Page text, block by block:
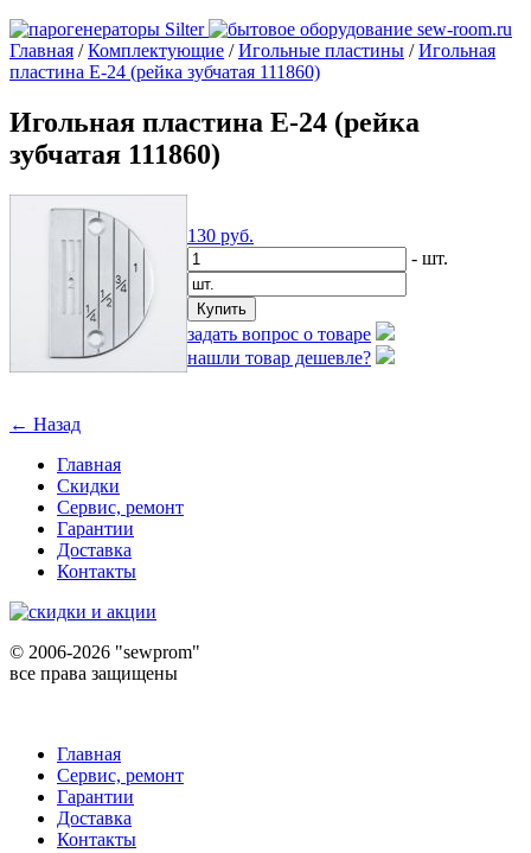
Главная /Комплектующие /Игольные пластины /Игольная
пластина E-24 (рейка зубчатая 111860)
Игольная пластина E-24 (рейка
зубчатая 111860)
130 руб.
- шт.
задать вопрос о товаре
нашли товар дешевле?
← Назад
Главная
Скидки
Сервис, ремонт
Гарантии
Доставка
Контакты
© 2006-2026 "sewprom"
все права защищены
Главная
Сервис, ремонт
Гарантии
Доставка
Контакты